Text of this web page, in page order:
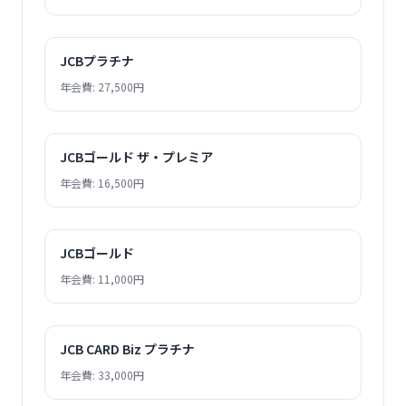
JCBプラチナ
年会費: 27,500円
JCBゴールド ザ・プレミア
年会費: 16,500円
JCBゴールド
年会費: 11,000円
JCB CARD Biz プラチナ
年会費: 33,000円